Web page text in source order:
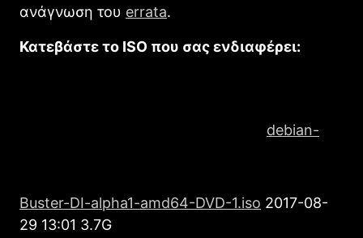
ανάγνωση του errata.
Κατεβάστε το ISO που σας ενδιαφέρει:
debian-
Βuster-DI-alpha1-amd64-DVD-1.iso 2017-08-
29 13:01 3.7G